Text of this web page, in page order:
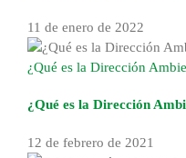
11 de enero de 2022
¿Qué es la Dirección
¿Qué es la Dirección
12 de febrero de 2021